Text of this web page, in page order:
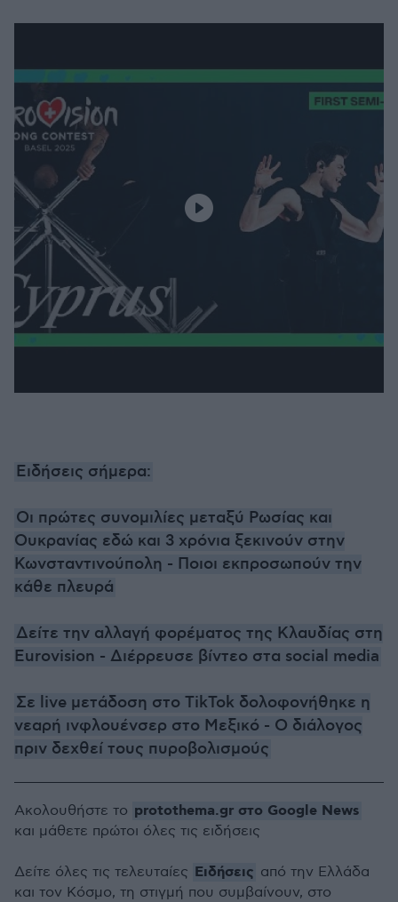
Ειδήσεις σήμερα:
Οι πρώτες συνομιλίες μεταξύ Ρωσίας και
Ουκρανίας εδώ και 3 χρόνια ξεκινούν στην
Κωνσταντινούπολη - Ποιοι εκπροσωπούν την
κάθε πλευρά
Δείτε την αλλαγή φορέματος της Κλαυδίας στη
Eurovision - Διέρρευσε βίντεο στα social media
Σε live μετάδοση στο TikTok δολοφονήθηκε η
νεαρή ινφλουένσερ στο Μεξικό - Ο διάλογος
πριν δεχθεί τους πυροβολισμούς
Ακολουθήστε το protothema.gr στο Google News
και μάθετε πρώτοι όλες τις ειδήσεις
Δείτε όλες τις τελευταίες Ειδήσεις από την Ελλάδα
και τον Κόσμο, τη στιγμή που συμβαίνουν, στο